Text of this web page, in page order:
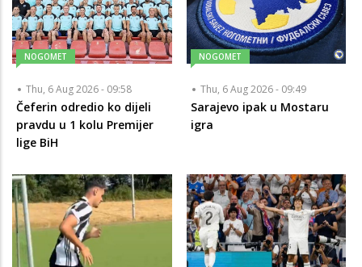
NOGOMET
Thu, 6 Aug 2026 - 09:58
Čeferin odredio ko dijeli
pravdu u 1 kolu Premijer
lige BiH
NOGOMET
Thu, 6 Aug 2026 - 09:49
Sarajevo ipak u Mostaru
igra